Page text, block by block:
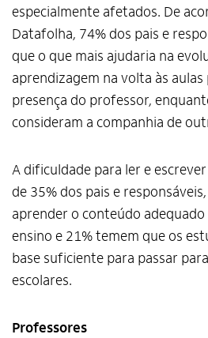
especialmente afetados. De
Datafolha, 74% dos pais e
que o que mais ajudaria na
aprendizagem na volta às aulas
presença do professor,
consideram a companhia de
A dificuldade para ler e
de 35% dos pais e
aprender o conteúdo
ensino e 21% temem que os
base suficiente para passar
escolares.
Professores